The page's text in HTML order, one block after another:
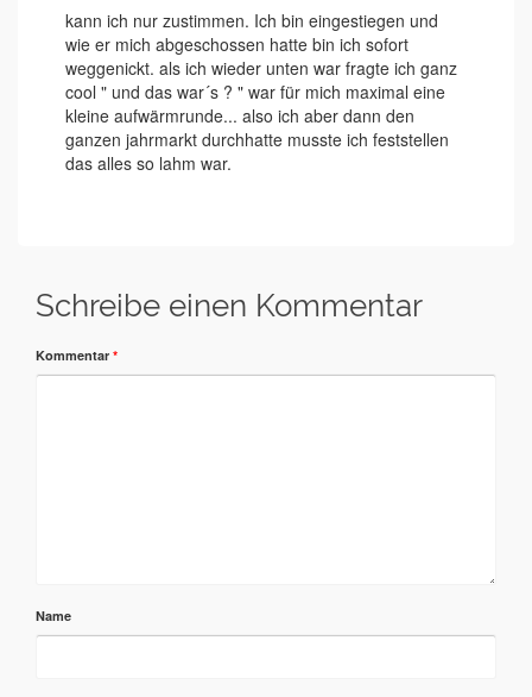
kann ich nur zustimmen. Ich bin eingestiegen und
wie er mich abgeschossen hatte bin ich sofort
weggenickt. als ich wieder unten war fragte ich ganz
cool " und das war´s ? " war für mich maximal eine
kleine aufwärmrunde... also ich aber dann den
ganzen jahrmarkt durchhatte musste ich feststellen
das alles so lahm war.
Schreibe einen Kommentar
Kommentar *
Name